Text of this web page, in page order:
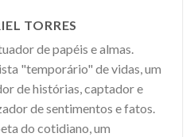
TORRES
de papéis e almas.
"temporário" de vidas, um
de histórias, captador e
de sentimentos e fatos.
do cotidiano, um